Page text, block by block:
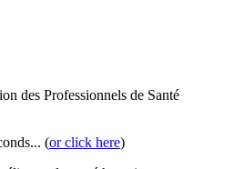
des Professionnels de Santé
(or click here)